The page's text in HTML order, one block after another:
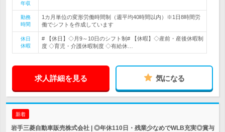
年収
勤務
時間
1カ月単位の変形労働時間制（週平均40時間以内）※1日8時間労
働でシフトを作成しています
休日
休暇
# 【休日】◇月9～10日のシフト制# 【休暇】◇産前・産後休暇制
度 ◇育児・介護休暇制度 ◇有給休…
求人詳細を見る 気になる
新着
岩手三菱自動車販売株式会社 | ◎年休110日・残業少なめでWLB充実◎賞与